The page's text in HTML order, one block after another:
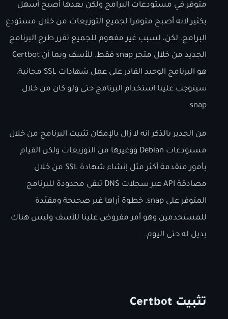
متوفر في مستودعات البرامج ولكن بعدها أصبح أسهل
بكثير لانه أصبح متوفرا لجميع التوزيعات من خلال مستودع
البرامج. لكن، لسبب غير مفهوم للجميع تقرر طرح البرنامج
الجديد من خلال متجر snap فقط. للأسف وبما أن Certbot
هو البرنامج الوحيد القادر على عمل شهادات SSL مجانية،
سيتوجب علينا استخدام البرنامج حتى ولو كان من خلال
snap.
من الجدير بالذكر انه لا زال بالإمكان تثبيت البرنامج من خلال
مستودعات Debian ووغيرها من التوزيعات ولكن القيام
بأمور متقدمة أكثر مثل إنشاء شهادة SSL من خلال
مصادقة API عبر سجلات DNS تبقى محدودة للبرنامج
المتوفر على snap. خطوة أراها غير صحيحة ومقيّدة
للمستخدمين وهو أمر مفروض علينا للأسف وليس هناك
بديل له حتى اليوم.
تثبيت Certbot